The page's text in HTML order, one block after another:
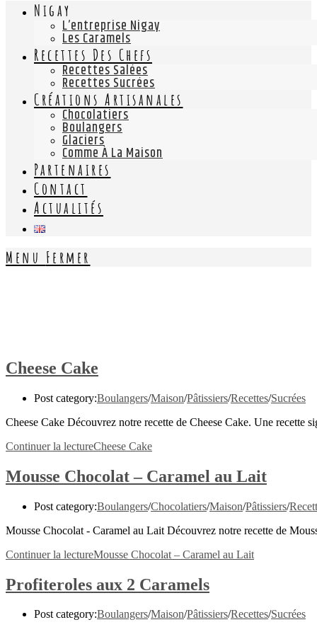
Nigay
L’entreprise Nigay
Les Caramels
Recettes Des Chefs
Recettes Salées
Recettes Sucrées
Créations Artisanales
Chocolatiers
Boulangers
Glaciers
Comme À La Maison
Partenaires
Contact
Actualités
Menu Fermer
Cheese Cake
Post category:Boulangers/Maison/Pâtissiers/Recettes/Sucrées
Cheese Cake Découvrez notre recette de Cheese Cake. Une
Continuer la lectureCheese Cake
Mousse Chocolat – Caramel au Lait
Post category:Boulangers/Chocolatiers/Maison/Pâtissiers/
Mousse Chocolat - Caramel au Lait Découvrez notre recette de
Continuer la lectureMousse Chocolat – Caramel au Lait
Profiteroles aux 2 Caramels
Post category:Boulangers/Maison/Pâtissiers/Recettes/Sucrées